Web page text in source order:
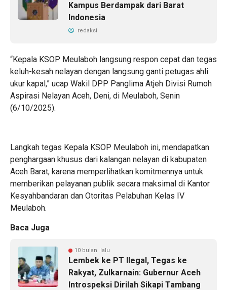
Kampus Berdampak dari Barat
Indonesia
redaksi
“Kepala KSOP Meulaboh langsung respon cepat dan tegas
keluh-kesah nelayan dengan langsung ganti petugas ahli
ukur kapal,” ucap Wakil DPP Panglima Atjeh Divisi Rumoh
Aspirasi Nelayan Aceh, Deni, di Meulaboh, Senin
(6/10/2025).
Langkah tegas Kepala KSOP Meulaboh ini, mendapatkan
penghargaan khusus dari kalangan nelayan di kabupaten
Aceh Barat, karena memperlihatkan komitmennya untuk
memberikan pelayanan publik secara maksimal di Kantor
Kesyahbandaran dan Otoritas Pelabuhan Kelas IV
Meulaboh.
Baca Juga
10 bulan lalu
Lembek ke PT Ilegal, Tegas ke
Rakyat, Zulkarnain: Gubernur Aceh
Introspeksi Dirilah Sikapi Tambang